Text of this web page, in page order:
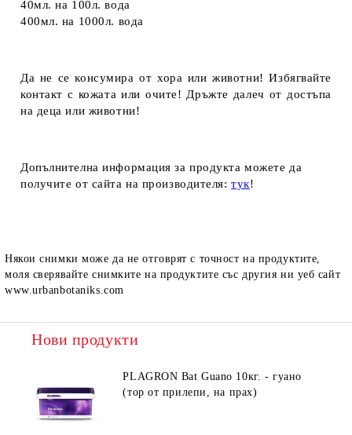
40мл. на 100л. вода
400мл. на 1000л. вода
Да не се консумира от хора или животни! Избягвайте
контакт с кожата или очите! Дръжте далеч от достъпа
на деца или животни!
Допълнителна информация за продукта можете да
получите от сайта на производителя:тук!
Някои снимки може да не отговрят с точност на продуктите,
моля сверявайте снимките на продуктите със другия ни уеб сайт
www.urbanbotaniks.com
Нови продукти
PLAGRON Bat Guano 10кг. - гуано
(тор от прилепи, на прах)